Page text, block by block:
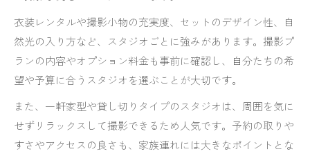
衣装レンタルや撮影小物の充実度、セットのデザイン性、自
然光の入り方など、スタジオごとに強みがあります。撮影プ
ランの内容やオプション料金も事前に確認し、自分たちの希
望や予算に合うスタジオを選ぶことが大切です。
また、一軒家型や貸し切りタイプのスタジオは、周囲を気に
せずリラックスして撮影できるため人気です。予約の取りや
すさやアクセスの良さも、家族連れには大きなポイントとな